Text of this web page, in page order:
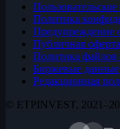
Политика
Предупреждение
Публичная оферта
Политика файлов
Биржевые данные
Редакционная
© ETPINVEST,